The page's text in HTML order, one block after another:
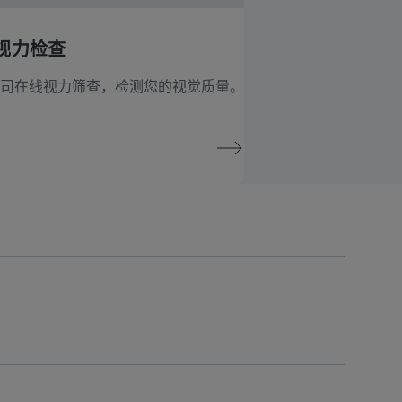
力检查
在线视力筛查，检测您的视觉质量。